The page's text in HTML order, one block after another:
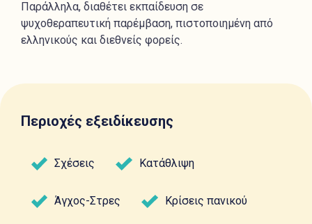
Παράλληλα, διαθέτει εκπαίδευση σε
ψυχοθεραπευτική παρέμβαση, πιστοποιημένη από
ελληνικούς και διεθνείς φορείς.
Περιοχές εξειδίκευσης
Σχέσεις Κατάθλιψη
Άγχος-Στρες Κρίσεις πανικού